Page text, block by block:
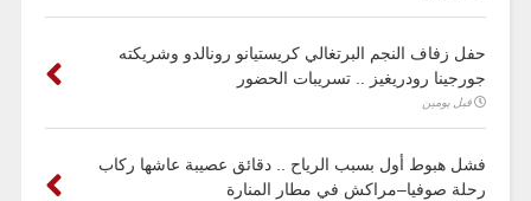
حفل زفاف النجم البرتغالي كريستيانو رونالدو وشريكته
جورجينا رودريغيز .. تسريبات الحضور
قبل يومين
فشل هبوط أول بسبب الرياح .. دقائق عصيبة عاشها ركاب
رحلة صوفيا–مراكش في مطار المنارة